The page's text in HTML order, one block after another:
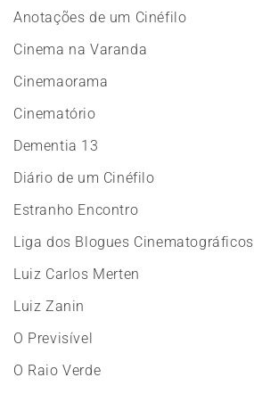
Anotações de um Cinéfilo
Cinema na Varanda
Cinemaorama
Cinematório
Dementia 13
Diário de um Cinéfilo
Estranho Encontro
Liga dos Blogues Cinematográficos
Luiz Carlos Merten
Luiz Zanin
O Previsível
O Raio Verde